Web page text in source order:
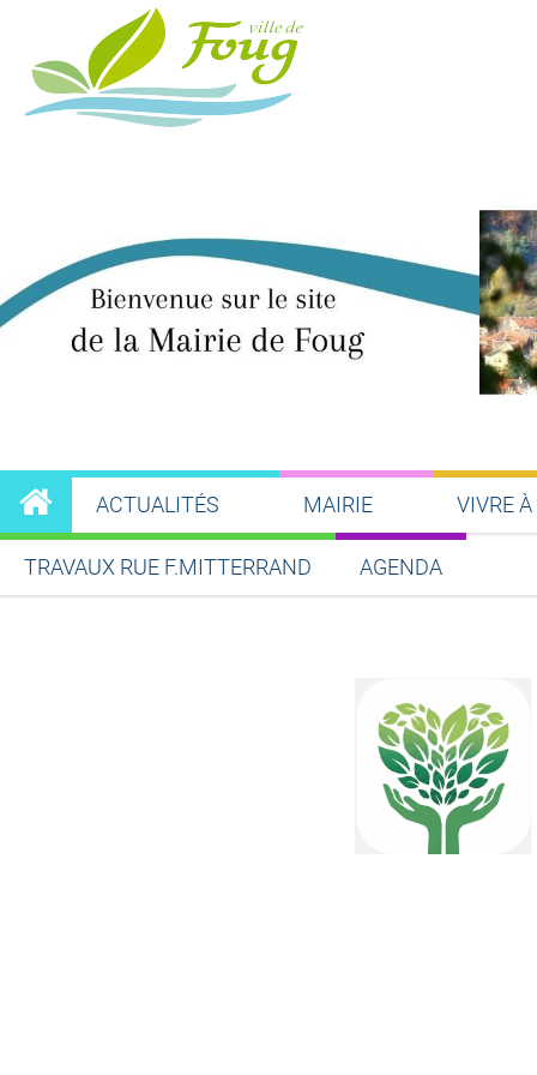
ACTUALITÉS MAIRIE VIVRE
TRAVAUX RUE F.MITTERRAND AGENDA